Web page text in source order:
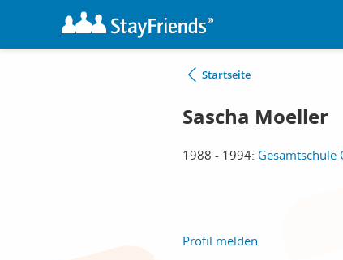
Startseite
Sascha Moeller
1988 - 1994: Gesamtschule
Profil melden